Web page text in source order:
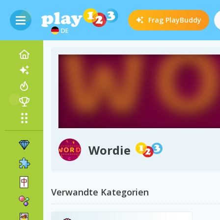
DE
Frag PlayBuddy
Wordie
Verwandte Kategorien